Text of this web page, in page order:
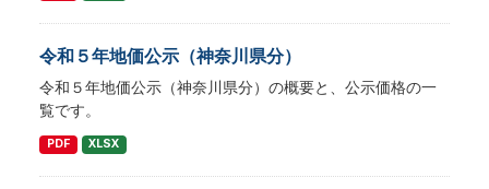
令和５年地価公示（神奈川県分）
令和５年地価公示（神奈川県分）の概要と、公示価格の一
覧です。
PDF XLSX